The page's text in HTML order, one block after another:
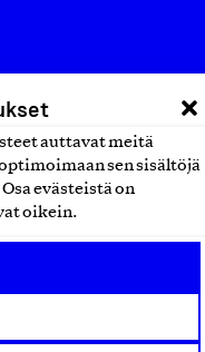
auttavat meitä
sen sisältöjä
evästeistä on
oikein.